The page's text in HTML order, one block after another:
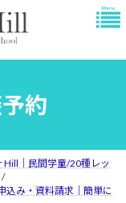
約
Hill｜民間学童/20種レッ
込み・資料請求｜簡単に